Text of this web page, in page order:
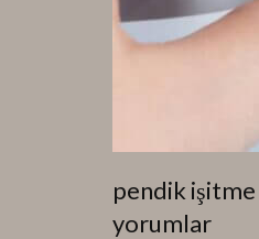
pendik
yorumlar